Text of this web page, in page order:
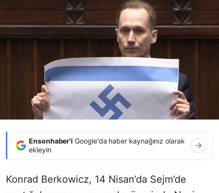
Ensonhaber'i Google'da haber kaynağınız olarak
ekleyin
Konrad Berkowicz, 14 Nisan’da Sejm’de